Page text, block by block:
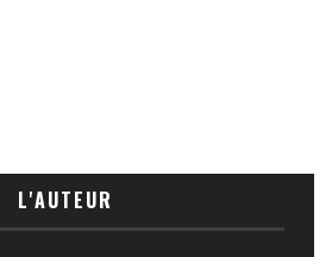
L'AUTEUR